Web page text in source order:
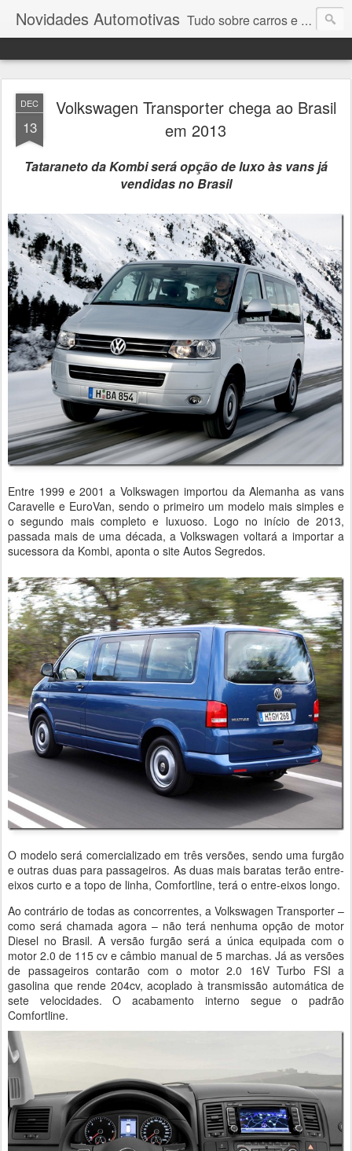
Novidades Automotivas Tudo sobre carros e motores
DEC
13
Volkswagen Transporter chega ao Brasil
em 2013
Tataraneto da Kombi será opção de luxo às vans já
vendidas no Brasil
Entre 1999 e 2001 a Volkswagen importou da Alemanha as vans
Caravelle e EuroVan, sendo o primeiro um modelo mais simples e
o segundo mais completo e luxuoso. Logo no início de 2013,
passada mais de uma década, a Volkswagen voltará a importar a
sucessora da Kombi, aponta o site Autos Segredos.
O modelo será comercializado em três versões, sendo uma furgão
e outras duas para passageiros. As duas mais baratas terão entre-
eixos curto e a topo de linha, Comfortline, terá o entre-eixos longo.
Ao contrário de todas as concorrentes, a Volkswagen Transporter –
como será chamada agora – não terá nenhuma opção de motor
Diesel no Brasil. A versão furgão será a única equipada com o
motor 2.0 de 115 cv e câmbio manual de 5 marchas. Já as versões
de passageiros contarão com o motor 2.0 16V Turbo FSI a
gasolina que rende 204cv, acoplado à transmissão automática de
sete velocidades. O acabamento interno segue o padrão
Comfortline.